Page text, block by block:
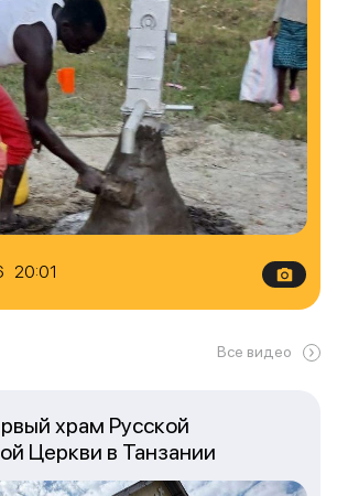
20:01
Все видео
храм Русской
Церкви в Танзании